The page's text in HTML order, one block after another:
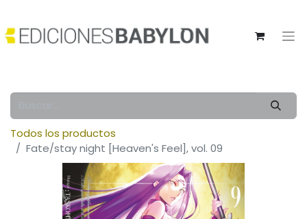
Todos los productos
Fate/stay night [Heaven's Feel], vol. 09